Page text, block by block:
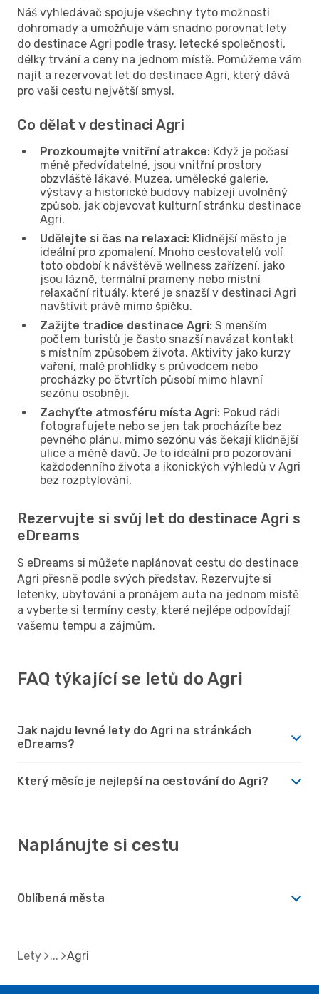
Náš vyhledávač spojuje všechny tyto možnosti
dohromady a umožňuje vám snadno porovnat lety
do destinace Agri podle trasy, letecké společnosti,
délky trvání a ceny na jednom místě. Pomůžeme vám
najít a rezervovat let do destinace Agri, který dává
pro vaši cestu největší smysl.
Co dělat v destinaci Agri
Prozkoumejte vnitřní atrakce: Když je počasí
méně předvídatelné, jsou vnitřní prostory
obzvláště lákavé. Muzea, umělecké galerie,
výstavy a historické budovy nabízejí uvolněný
způsob, jak objevovat kulturní stránku destinace
Agri.
Udělejte si čas na relaxaci: Klidnější město je
ideální pro zpomalení. Mnoho cestovatelů volí
toto období k návštěvě wellness zařízení, jako
jsou lázně, termální prameny nebo místní
relaxační rituály, které je snazší v destinaci Agri
navštívit právě mimo špičku.
Zažijte tradice destinace Agri: S menším
počtem turistů je často snazší navázat kontakt
s místním způsobem života. Aktivity jako kurzy
vaření, malé prohlídky s průvodcem nebo
procházky po čtvrtích působí mimo hlavní
sezónu osobněji.
Zachyťte atmosféru místa Agri: Pokud rádi
fotografujete nebo se jen tak procházíte bez
pevného plánu, mimo sezónu vás čekají klidnější
ulice a méně davů. Je to ideální pro pozorování
každodenního života a ikonických výhledů v Agri
bez rozptylování.
Rezervujte si svůj let do destinace Agri s
eDreams
S eDreams si můžete naplánovat cestu do destinace
Agri přesně podle svých představ. Rezervujte si
letenky, ubytování a pronájem auta na jednom místě
a vyberte si termíny cesty, které nejlépe odpovídají
vašemu tempu a zájmům.
FAQ týkající se letů do Agri
Jak najdu levné lety do Agri na stránkách
eDreams?
Který měsíc je nejlepší na cestování do Agri?
Naplánujte si cestu
Oblíbená města
Lety Agri